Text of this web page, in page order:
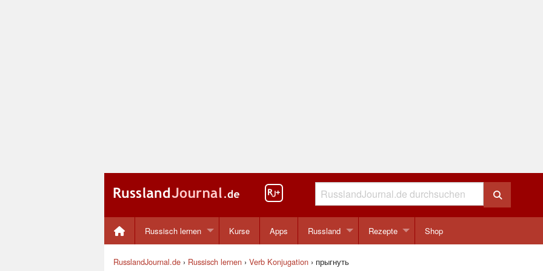
Russisch lernen Kurse Apps Russland Rezepte Shop
RusslandJournal.de › Russisch lernen › Verb Konjugation › прыгнуть